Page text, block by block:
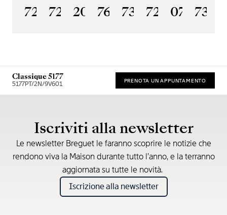
7225BH/0H/9V6
7235BH/0H/9V6
2025BH/28/9W6
7637BB/2Y/9ZU
7357BH/1H/386
7255PT/2N/
07
Classique 5177
5177PT/2N/9V601 PRENOTA UN APPUNTAMENTO
Iscriviti alla newsletter
Le newsletter Breguet le faranno scoprire le notizie che
rendono viva la Maison durante tutto l’anno, e la terranno
aggiornata su tutte le novità.
Iscrizione alla newsletter